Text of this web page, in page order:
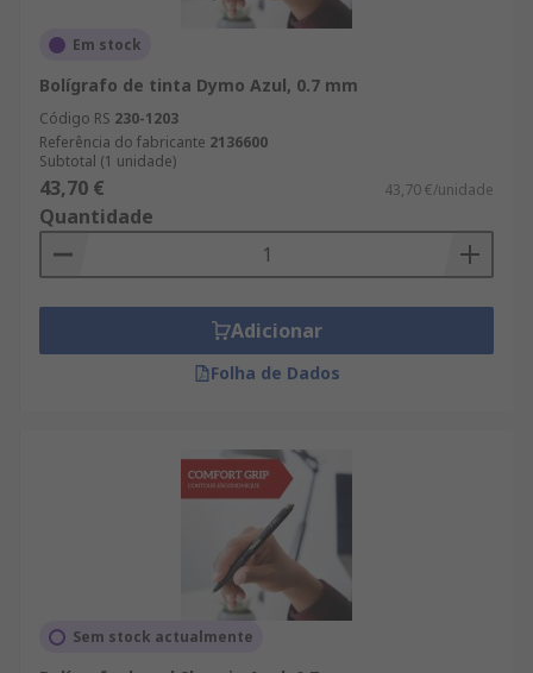
Em stock
Bolígrafo de tinta Dymo Azul, 0.7 mm
Código RS 230-1203
Referência do fabricante 2136600
Subtotal (1 unidade)
43,70 € 43,70 €/unidade
Quantidade
Adicionar
Folha de Dados
Sem stock actualmente